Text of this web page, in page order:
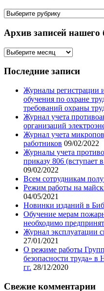
Рубрикатор
Архив записей нашего
Архив
нашего
Последние записи
Журналы регистрации
обучения по охране
требований охраны
Журнал учета
организаций
Журнал учета
работников 09/02/2022
Журналы учета
приказу 806 (вступает
09/02/2022
Всем сотрудникам
Режим работы на
04/05/2021
Новинки изданий в
Обучение мерам
необходимо
Журнал эксплуатации
27/01/2021
О режиме работы
безопасности труда» в
гг. 28/12/2020
Свежие комментарии